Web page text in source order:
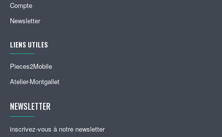
Compte
Newsletter
LIENS UTILES
Pieces2Mobile
Atelier-Montgallet
NEWSLETTER
inscrivez-vous à notre newsletter